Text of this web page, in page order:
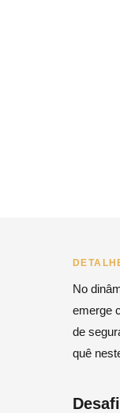
No
emerge
de
quê